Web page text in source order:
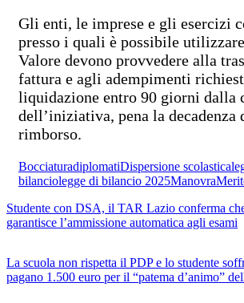
Gli enti, le imprese e gli esercizi
presso i quali è possibile
Valore devono provvedere alla
fattura e agli adempimenti
liquidazione entro 90 giorni dalla
dell’iniziativa, pena la
rimborso.
BocciaturadiplomatiDispersione scolastica
bilanciolegge di bilancio 2025Manovra
Studente con DSA, il TAR Lazio conferma
garantisce l’ammissione automatica agli esami
La scuola non rispetta il PDP e lo studente
pagano 1.500 euro per il “patema d’animo”